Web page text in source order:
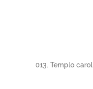
013. Templo